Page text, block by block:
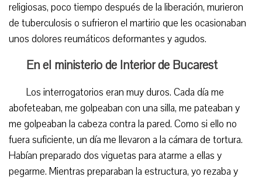
religiosas, poco tiempo después de la liberación, murieron
de tuberculosis o sufrieron el martirio que les ocasionaban
unos dolores reumáticos deformantes y agudos.
En el ministerio de Interior de Bucarest
Los interrogatorios eran muy duros. Cada día me
abofeteaban, me golpeaban con una silla, me pateaban y
me golpeaban la cabeza contra la pared. Como si ello no
fuera suficiente, un día me llevaron a la cámara de tortura.
Habían preparado dos viguetas para atarme a ellas y
pegarme. Mientras preparaban la estructura, yo rezaba y